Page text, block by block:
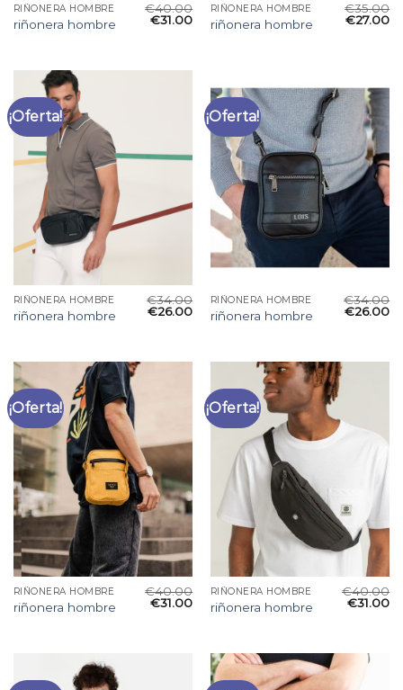
RIÑONERA HOMBRE
riñonera hombre
€40.00
€31.00
RIÑONERA HOMBRE
riñonera hombre
€35.00
€27.00
¡Oferta!
RIÑONERA HOMBRE
riñonera hombre
€34.00
€26.00
¡Oferta!
RIÑONERA HOMBRE
riñonera hombre
€34.00
€26.00
¡Oferta!
RIÑONERA HOMBRE
riñonera hombre
€40.00
€31.00
¡Oferta!
RIÑONERA HOMBRE
riñonera hombre
€40.00
€31.00